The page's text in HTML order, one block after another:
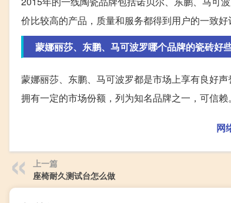
价比较高的产品，质量和服务都得到用户的一致好
蒙娜丽莎、东鹏、马可波罗哪个品牌的瓷砖好
蒙娜丽莎、东鹏、马可波罗都是市场上享有良好
拥有一定的市场份额，列为知名品牌之一，可信赖。
网
上一篇
座椅耐久测试台怎么做